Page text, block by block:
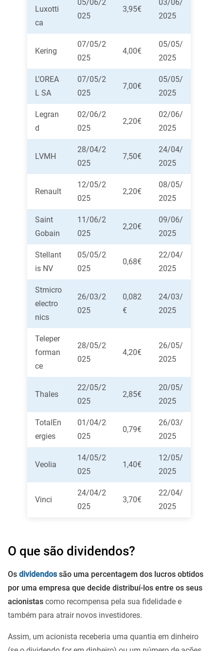
Luxotti
ca
05/06/2
025
3,95€
03/06/
2025
Kering
07/05/2
025
4,00€
05/05/
2025
L’OREA
L SA
07/05/2
025
7,00€
05/05/
2025
Legran
d
02/06/2
025
2,20€
02/06/
2025
LVMH
28/04/2
025
7,50€
24/04/
2025
Renault
12/05/2
025
2,20€
08/05/
2025
Saint
Gobain
11/06/2
025
2,20€
09/06/
2025
Stellant
is NV
05/05/2
025
0,68€
22/04/
2025
Stmicro
electro
nics
26/03/2
025
0,082
€
24/03/
2025
Teleper
forman
ce
28/05/2
025
4,20€
26/05/
2025
Thales
22/05/2
025
2,85€
20/05/
2025
TotalEn
ergies
01/04/2
025
0,79€
26/03/
2025
Veolia
14/05/2
025
1,40€
12/05/
2025
Vinci
24/04/2
025
3,70€
22/04/
2025
O que são dividendos?
Os dividendossão uma percentagem dos lucros obtidos
por uma empresa que decide distribuí-los entre os seus
acionistas como recompensa pela sua fidelidade e
também para atrair novos investidores.
Assim, um acionista receberia uma quantia em dinheiro